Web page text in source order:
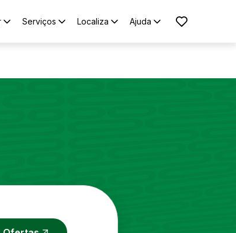
Serviços Localiza Ajuda